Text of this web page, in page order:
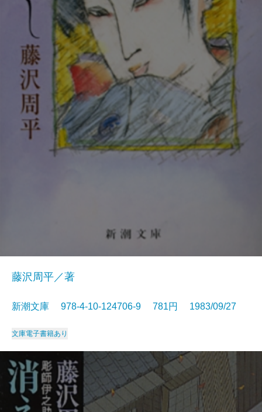
藤沢周平／著
新潮文庫 978-4-10-124706-9 781円 1983/09/27
文庫電子書籍あり